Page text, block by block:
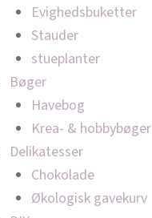
Evighedsbuketter
Stauder
stueplanter
Bøger
Havebog
Krea- & hobbybøger
Delikatesser
Chokolade
Økologisk gavekurv